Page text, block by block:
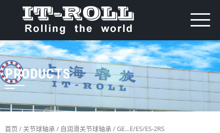
PRODUCTS
首页 / 关节球轴承/ 自润滑关节球轴承/ GE…E/ES/ES-2RS